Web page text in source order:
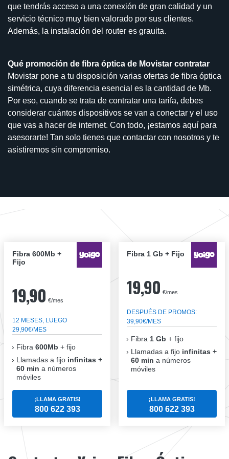
que tendrás acceso a una conexión de gran calidad y un
servicio técnico muy bien valorado por sus clientes.
Además, la instalación del router es grauita.
Qué promoción de fibra óptica de Movistar contratar
Movistar pone a tu disposición varias ofertas de fibra óptica
simétrica, cuya diferencia esencial es la cantidad de Mb.
Por eso, cuando se trata de contratar una tarifa, debes
considerar cuántos dispositivos se van a conectar y el uso
que vas a hacer de internet. Con todo, ¡estamos aquí para
asesorarte! Tan solo tienes que contactar con nosotros y te
asistiremos sin compromiso.
Fibra 600Mb +
Fijo
19,90 €/mes
12 MESES, LUEGO
29,90€/MES
Fibra 600Mb + fijo
Llamadas a fijo infinitas +
60 min a números
móviles
¡LLAMA GRATIS!
800 622 393
Fibra 1 Gb + Fijo
19,90 €/mes
DESPUÉS DE PROMOS:
39,90€/MES
Fibra 1 Gb + fijo
Llamadas a fijo infinitas +
60 min a números
móviles
¡LLAMA GRATIS!
800 622 393